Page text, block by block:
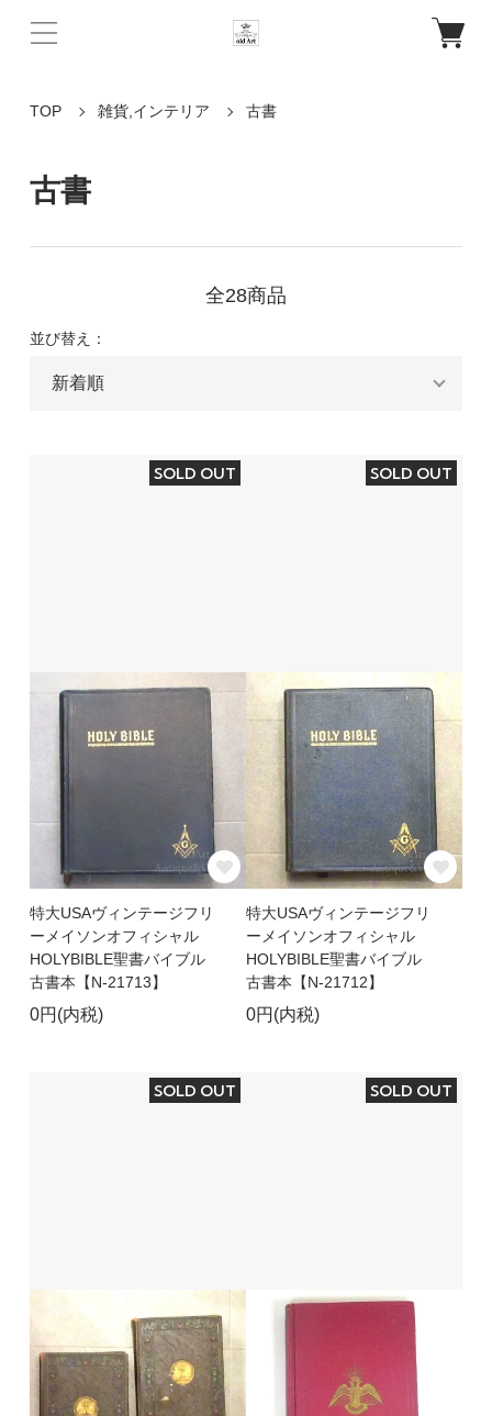
TOP 雑貨,インテリア 古書
古書
全28商品
並び替え：
SOLD OUT
特大USAヴィンテージフリ
ーメイソンオフィシャル
HOLYBIBLE聖書バイブル
古書本【N-21713】
0円(内税)
SOLD OUT
特大USAヴィンテージフリ
ーメイソンオフィシャル
HOLYBIBLE聖書バイブル
古書本【N-21712】
0円(内税)
SOLD OUT SOLD OUT